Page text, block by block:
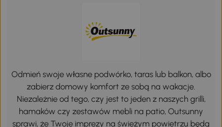
Odmień swoje własne podwórko, taras lub balkon, albo
zabierz domowy komfort ze sobą na wakacje.
Niezależnie od tego, czy jest to jeden z naszych grilli,
hamaków czy zestawów mebli na patio, Outsunny
sprawi, że Twoje imprezy na świeżym powietrzu będą